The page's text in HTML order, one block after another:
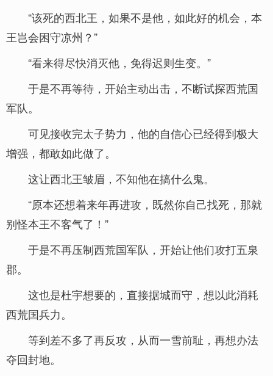
“该死的西北王，如果不是他，如此好的机会，本
王岂会困守凉州？”
“看来得尽快消灭他，免得迟则生变。”
于是不再等待，开始主动出击，不断试探西荒国
军队。
可见接收完太子势力，他的自信心已经得到极大
增强，都敢如此做了。
这让西北王皱眉，不知他在搞什么鬼。
“原本还想着来年再进攻，既然你自己找死，那就
别怪本王不客气了！”
于是不再压制西荒国军队，开始让他们攻打五泉
郡。
这也是杜宇想要的，直接据城而守，想以此消耗
西荒国兵力。
等到差不多了再反攻，从而一雪前耻，再想办法
夺回封地。